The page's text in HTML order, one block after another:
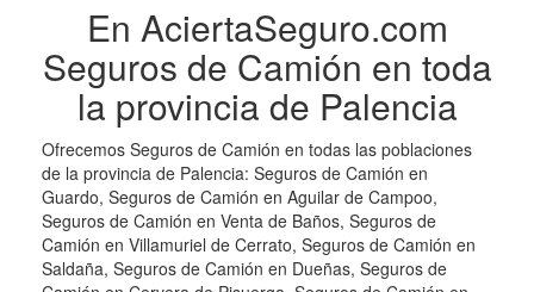
En AciertaSeguro.com
Seguros de Camión en toda
la provincia de Palencia
Ofrecemos Seguros de Camión en todas las poblaciones
de la provincia de Palencia: Seguros de Camión en
Guardo, Seguros de Camión en Aguilar de Campoo,
Seguros de Camión en Venta de Baños, Seguros de
Camión en Villamuriel de Cerrato, Seguros de Camión en
Saldaña, Seguros de Camión en Dueñas, Seguros de